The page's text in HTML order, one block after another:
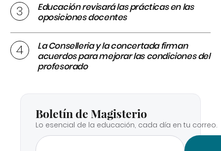
Educación revisará las prácticas en las
oposiciones docentes
La Conselleria y la concertada firman
acuerdos para mejorar las condiciones del
profesorado
Boletín de Magisterio
Lo esencial de la educación, cada día en tu correo.